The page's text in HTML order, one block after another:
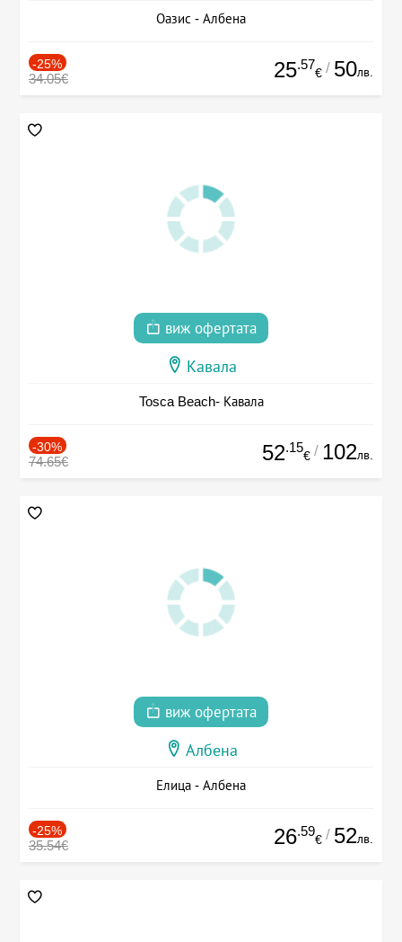
Оазис - Албена
-25%
34.05€ 25.57
€ / 50лв.
виж офертата
Кавала
Tosca Beach- Кавала
-30%
74.65€ 52.15
€ / 102лв.
виж офертата
Албена
Елица - Албена
-25%
35.54€ 26.59
€ / 52лв.